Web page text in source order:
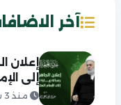
آخر
إعلان
إلى
منذ 3 ساعة